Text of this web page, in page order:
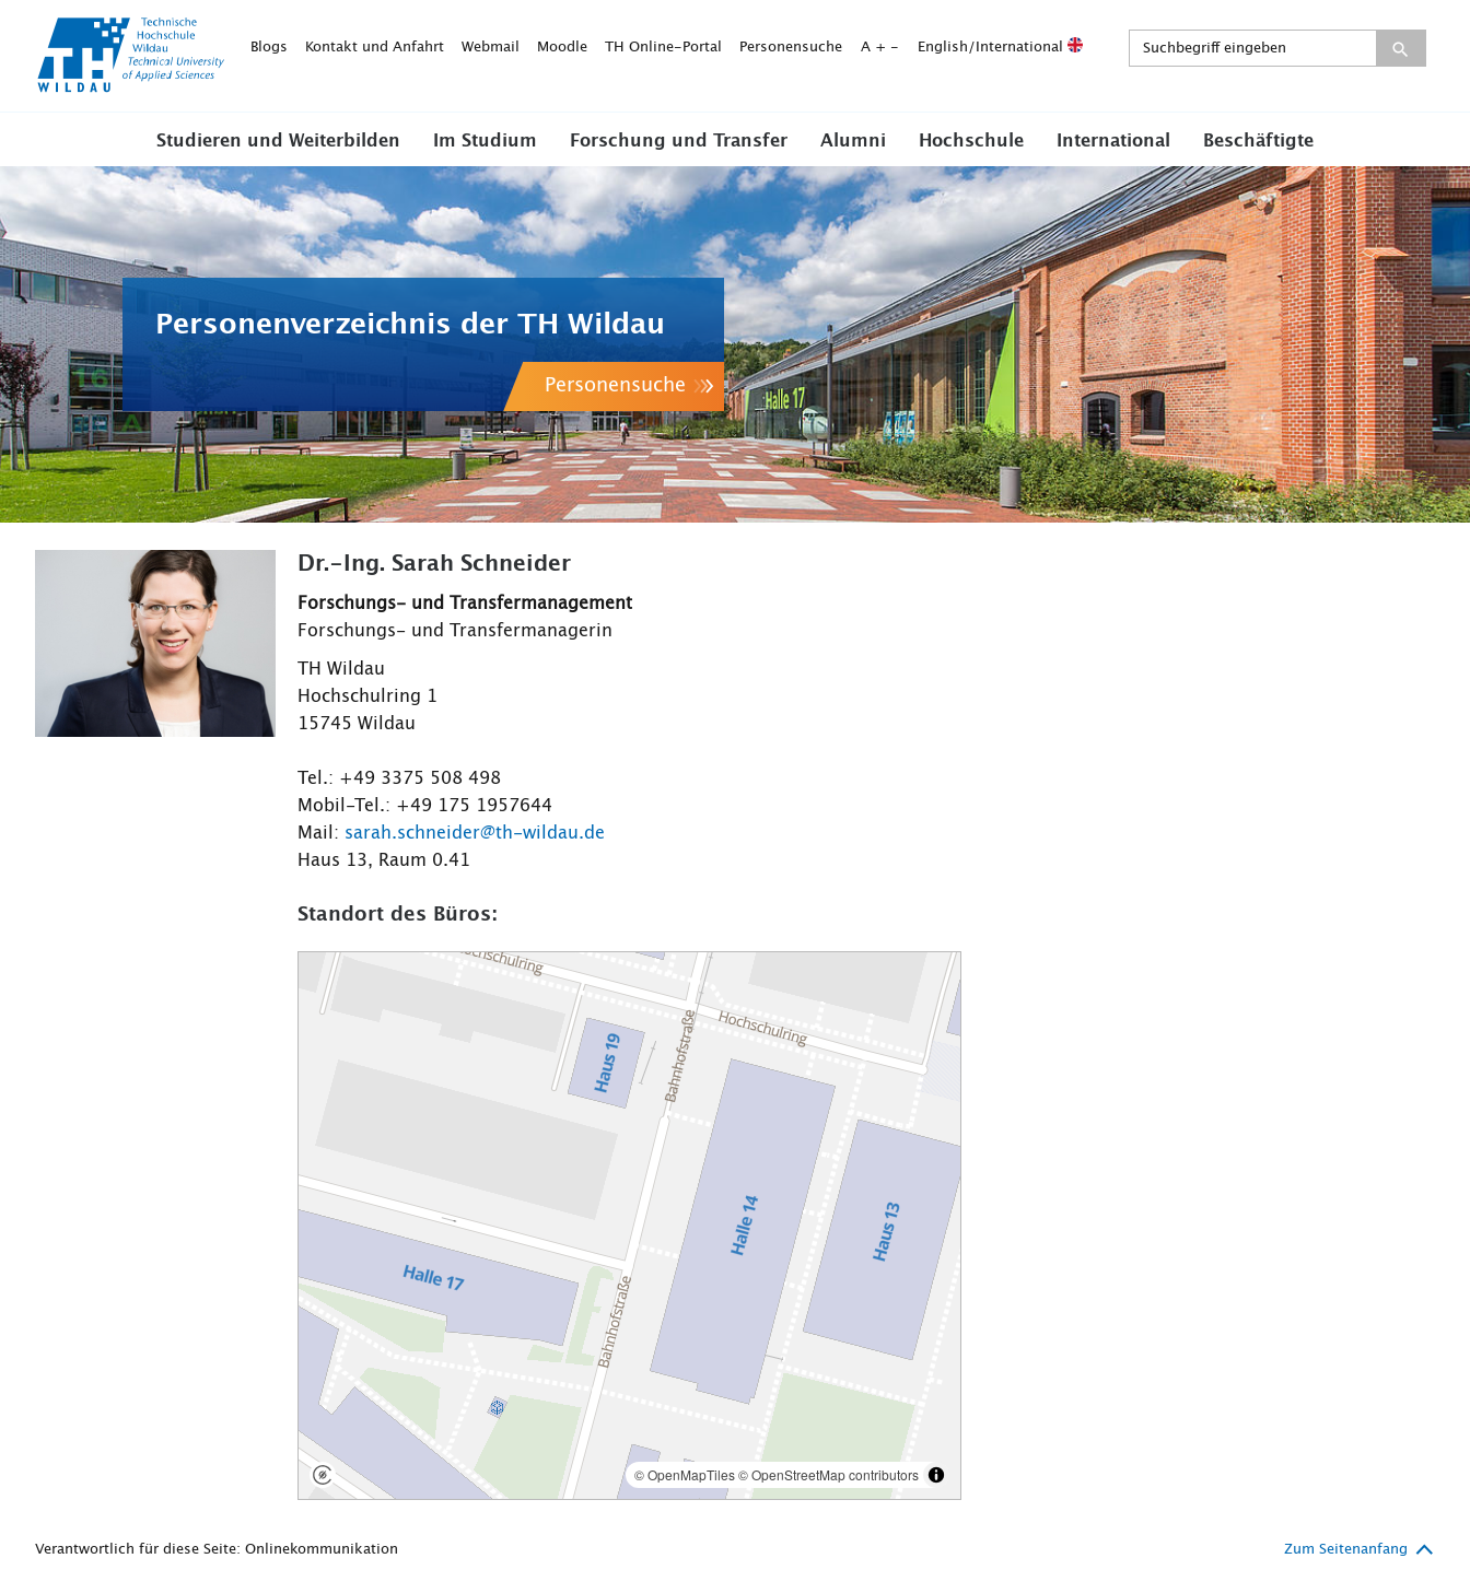
WildauBlogs Kontakt und Anfahrt Webmail Moodle TH Online-Portal Personensuche A + - English/International
Studieren und Weiterbilden Im Studium Forschung und Transfer Alumni Hochschule International Beschäftigte
Personenverzeichnis der TH Wildau
Personensuche
Dr.-Ing. Sarah Schneider
Forschungs- und Transfermanagement
Forschungs- und Transfermanagerin
TH Wildau
Hochschulring 1
15745 Wildau
Tel.: +49 3375 508 498
Mobil-Tel.: +49 175 1957644
Mail: sarah.schneider@th-wildau.de
Haus 13, Raum 0.41
Standort des Büros:
Verantwortlich für diese Seite: Onlinekommunikation Zum Seitenanfang